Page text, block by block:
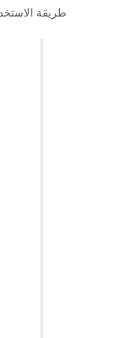
طريقة